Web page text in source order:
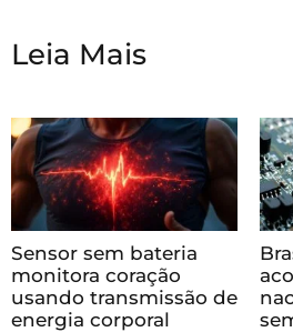
Leia Mais
Sensor sem bateria
monitora coração
usando transmissão de
energia corporal